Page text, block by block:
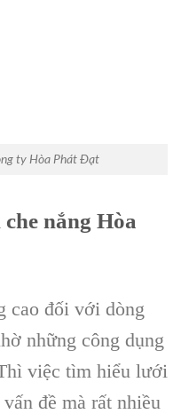
ty Hòa Phát Đạt
nắng Hòa
cao đối với dòng
những công dụng
việc tìm hiểu lưới
đề mà rất nhiều